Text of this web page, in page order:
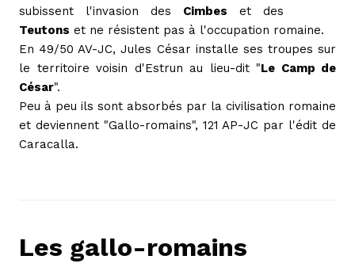
subissent l'invasion des Cimbes et des
Teutons et ne résistent pas à l'occupation romaine.
En 49/50 AV-JC, Jules César installe ses troupes sur
le territoire voisin d'Estrun au lieu-dit "Le Camp de
César".
Peu à peu ils sont absorbés par la civilisation romaine
et deviennent "Gallo-romains", 121 AP-JC par l'édit de
Caracalla.
Les gallo-romains